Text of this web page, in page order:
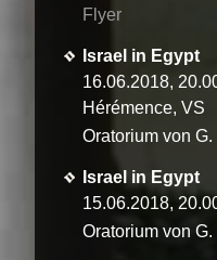
Flyer
Israel in Egypt
16.06.2018,
Hérémence, VS
Oratorium von G.
Israel in Egypt
15.06.2018,
Oratorium von G.